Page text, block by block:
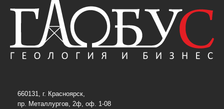
660131, г. Красноярск,
пр. Металлургов, 2ф, оф. 1-08